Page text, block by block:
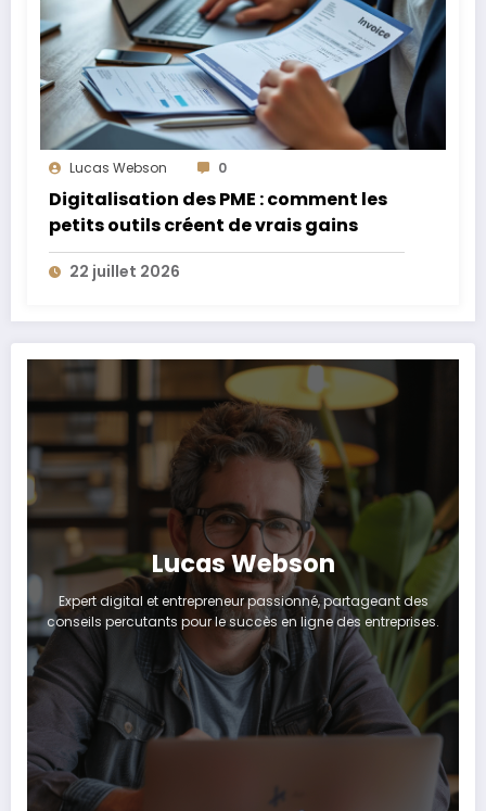
Lucas Webson 0
Digitalisation des PME : comment les
petits outils créent de vrais gains
22 juillet 2026
Lucas Webson
Expert digital et entrepreneur passionné, partageant des
conseils percutants pour le succès en ligne des entreprises.